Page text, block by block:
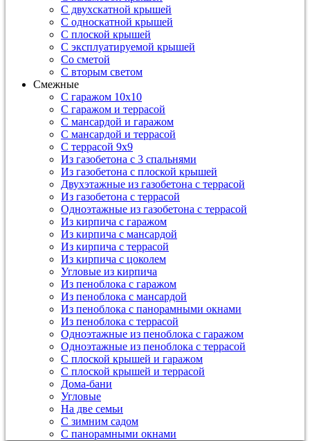
С двухскатной крышей
С односкатной крышей
С плоской крышей
С эксплуатируемой крышей
Со сметой
С вторым светом
Смежные
С гаражом 10х10
С гаражом и террасой
С мансардой и гаражом
С мансардой и террасой
С террасой 9х9
Из газобетона с 3 спальнями
Из газобетона с плоской крышей
Двухэтажные из газобетона с террасой
Из газобетона с террасой
Одноэтажные из газобетона с террасой
Из кирпича с гаражом
Из кирпича с мансардой
Из кирпича с террасой
Из кирпича с цоколем
Угловые из кирпича
Из пеноблока с гаражом
Из пеноблока с мансардой
Из пеноблока с панорамными окнами
Из пеноблока с террасой
Одноэтажные из пеноблока с гаражом
Одноэтажные из пеноблока с террасой
С плоской крышей и гаражом
С плоской крышей и террасой
Дома-бани
Угловые
На две семьи
С зимним садом
С панорамными окнами